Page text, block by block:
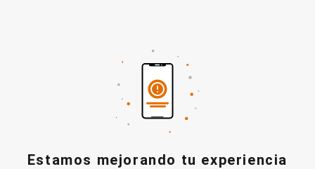
Estamos mejorando tu experiencia